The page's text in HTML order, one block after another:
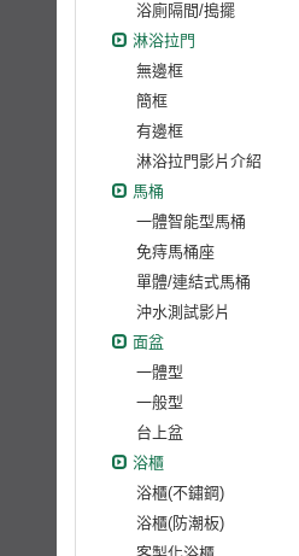
浴廁隔間/搗擺
淋浴拉門
無邊框
簡框
有邊框
淋浴拉門影片介紹
馬桶
一體智能型馬桶
免痔馬桶座
單體/連結式馬桶
沖水測試影片
面盆
一體型
一般型
台上盆
浴櫃
浴櫃(不鏽鋼)
浴櫃(防潮板)